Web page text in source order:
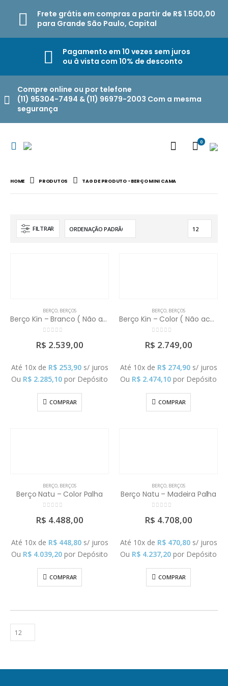
Frete grátis em compras a partir de R$ 1.500,00
para Grande São Paulo, Capital
Pagamento em 10 vezes sem juros
ou à vista com 10% de desconto
Compre online ou por telefone
(11) 95304-7494 & (11) 96979-2003 Com a mesma
segurança
0
HOME PRODUTOS TAG DE PRODUTO -BERÇO MINI CAMA
FILTRAR
BERÇO, BERÇOS
Berço Kin – Branco ( Não acompanha colchao)
R$ 2.539,00
Até 10x de R$253,90 s/ juros
Ou R$ 2.285,10 por Depósito
COMPRAR
BERÇO, BERÇOS
Berço Kin – Color ( Não acompanha colchao)
R$ 2.749,00
Até 10x de R$274,90 s/ juros
Ou R$ 2.474,10 por Depósito
COMPRAR
BERÇO, BERÇOS
Berço Natu – Color Palha
R$ 4.488,00
Até 10x de R$448,80 s/ juros
Ou R$ 4.039,20 por Depósito
COMPRAR
BERÇO, BERÇOS
Berço Natu – Madeira Palha
R$ 4.708,00
Até 10x de R$470,80 s/ juros
Ou R$ 4.237,20 por Depósito
COMPRAR